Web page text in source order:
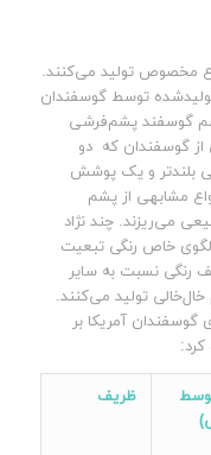
مخصوص تولید می‌کنند.
توسط گوسفندان
گوسفند پشم‌فرشی
گوسفندان که دو
بلندتر و یک پوشش
مشابهی از پشم
می‌ریزند. چند نژاد
خاص رنگی تبعیت
رنگی نسبت به سایر
تولید می‌کنند.
گوسفندان آمریکا بر
ظریف